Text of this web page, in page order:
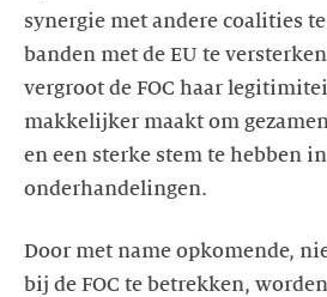
synergie met andere coalities
banden met de EU te
vergroot de FOC haar
makkelijker maakt om
en een sterke stem te hebben
onderhandelingen.
Door met name opkomende,
bij de FOC te betrekken,